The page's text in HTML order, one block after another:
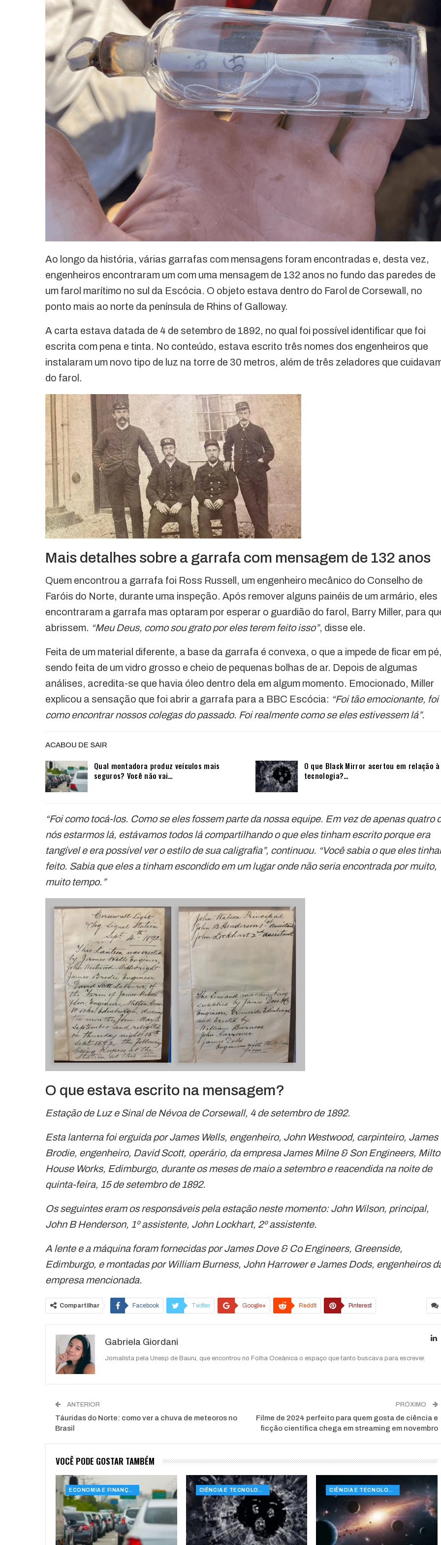
Ao longo da história, várias garrafas com mensagens foram encontradas e, desta vez,
engenheiros encontraram um com uma mensagem de 132 anos no fundo das paredes de
um farol marítimo no sul da Escócia. O objeto estava dentro do Farol de Corsewall, no
ponto mais ao norte da península de Rhins of Galloway.
A carta estava datada de 4 de setembro de 1892, no qual foi possível identificar que foi
escrita com pena e tinta. No conteúdo, estava escrito três nomes dos engenheiros que
instalaram um novo tipo de luz na torre de 30 metros, além de três zeladores que
do farol.
Mais detalhes sobre a garrafa com mensagem de 132 anos
Quem encontrou a garrafa foi Ross Russell, um engenheiro mecânico do Conselho de
Faróis do Norte, durante uma inspeção. Após remover alguns painéis de um armário, eles
encontraram a garrafa mas optaram por esperar o guardião do farol, Barry Miller, para
abrissem. “Meu Deus, como sou grato por eles terem feito isso”, disse ele.
Feita de um material diferente, a base da garrafa é convexa, o que a impede de ficar em
sendo feita de um vidro grosso e cheio de pequenas bolhas de ar. Depois de algumas
análises, acredita-se que havia óleo dentro dela em algum momento. Emocionado, Miller
explicou a sensação que foi abrir a garrafa para a BBC Escócia: “Foi tão emocionante, foi
como encontrar nossos colegas do passado. Foi realmente como se eles estivessem lá”.
ACABOU DE SAIR
Qual montadora produz veículos mais
seguros? Você não vai…
O que Black Mirror acertou em relação à
tecnologia?…
“Foi como tocá-los. Como se eles fossem parte da nossa equipe. Em vez de apenas quatro
nós estarmos lá, estávamos todos lá compartilhando o que eles tinham escrito porque era
tangível e era possível ver o estilo de sua caligrafia”, continuou. “Você sabia o que eles
feito. Sabia que eles a tinham escondido em um lugar onde não seria encontrada por muito,
muito tempo.”
O que estava escrito na mensagem?
Estação de Luz e Sinal de Névoa de Corsewall, 4 de setembro de 1892.
Esta lanterna foi erguida por James Wells, engenheiro, John Westwood, carpinteiro, James
Brodie, engenheiro, David Scott, operário, da empresa James Milne & Son Engineers,
House Works, Edimburgo, durante os meses de maio a setembro e reacendida na noite de
quinta-feira, 15 de setembro de 1892.
Os seguintes eram os responsáveis pela estação neste momento: John Wilson, principal,
John B Henderson, 1º assistente, John Lockhart, 2º assistente.
A lente e a máquina foram fornecidas por James Dove & Co Engineers, Greenside,
Edimburgo, e montadas por William Burness, John Harrower e James Dods, engenheiros
empresa mencionada.
Compartilhar Facebook Twitter Google+ ReddIt Pinterest
Gabriela Giordani
Jornalista pela Unesp de Bauru, que encontrou no Folha Oceânica o espaço que tanto buscava para escrever.
ANTERIOR
Táuridas do Norte: como ver a chuva de meteoros no
Brasil
PRÓXIMO
Filme de 2024 perfeito para quem gosta de ciência e
ficção científica chega em streaming em novembro
VOCÊ PODE GOSTAR TAMBÉM
ECONOMIA E FINANÇAS CIÊNCIA E TECNOLOGIA CIÊNCIA E TECNOLOGIA